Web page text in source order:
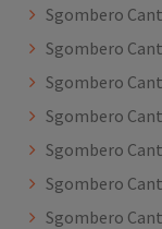
Sgombero
Sgombero
Sgombero
Sgombero
Sgombero
Sgombero
Sgombero